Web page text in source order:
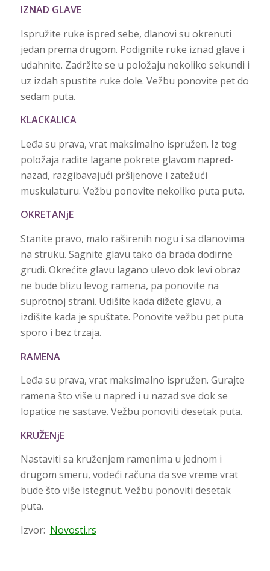
IZNAD GLAVE
Ispružite ruke ispred sebe, dlanovi su okrenuti
jedan prema drugom. Podignite ruke iznad glave i
udahnite. Zadržite se u položaju nekoliko sekundi i
uz izdah spustite ruke dole. Vežbu ponovite pet do
sedam puta.
KLACKALICA
Leđa su prava, vrat maksimalno ispružen. Iz tog
položaja radite lagane pokrete glavom napred-
nazad, razgibavajući pršljenove i zatežući
muskulaturu. Vežbu ponovite nekoliko puta puta.
OKRETANjE
Stanite pravo, malo raširenih nogu i sa dlanovima
na struku. Sagnite glavu tako da brada dodirne
grudi. Okrećite glavu lagano ulevo dok levi obraz
ne bude blizu levog ramena, pa ponovite na
suprotnoj strani. Udišite kada dižete glavu, a
izdišite kada je spuštate. Ponovite vežbu pet puta
sporo i bez trzaja.
RAMENA
Leđa su prava, vrat maksimalno ispružen. Gurajte
ramena što više u napred i u nazad sve dok se
lopatice ne sastave. Vežbu ponoviti desetak puta.
KRUŽENjE
Nastaviti sa kruženjem ramenima u jednom i
drugom smeru, vodeći računa da sve vreme vrat
bude što više istegnut. Vežbu ponoviti desetak
puta.
Izvor: Novosti.rs